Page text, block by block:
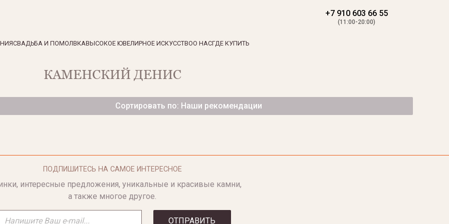
+7 910 603 66 55
(11:00-20:00)
СВАДЬБА И ПОМОЛВКАВЫСОКОЕ ЮВЕЛИРНОЕ ИСКУССТВОО НАСГДЕ КУПИТЬ
КАМЕНСКИЙ ДЕНИС
Сортировать по: Наши рекомендации
ПОДПИШИТЕСЬ НА САМОЕ ИНТЕРЕСНОЕ
интересные предложения, уникальные и красивые камни,
а также многое другое.
ОТПРАВИТЬ